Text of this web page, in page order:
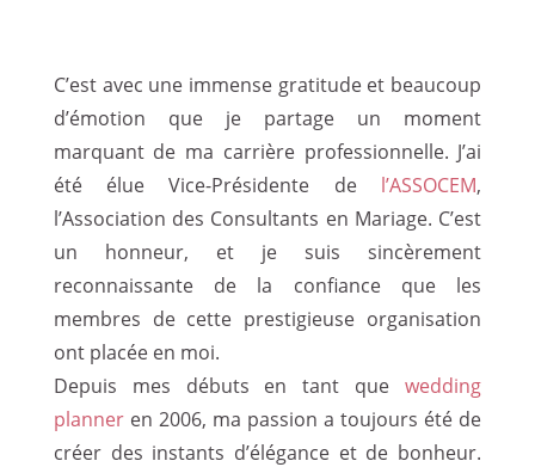
C’est avec une immense gratitude et beaucoup
d’émotion que je partage un moment
marquant de ma carrière professionnelle. J’ai
été élue Vice-Présidente de l’ASSOCEM,
l’Association des Consultants en Mariage. C’est
un honneur, et je suis sincèrement
reconnaissante de la confiance que les
membres de cette prestigieuse organisation
ont placée en moi.
Depuis mes débuts en tant quewedding
planner en 2006, ma passion a toujours été de
créer des instants d’élégance et de bonheur.